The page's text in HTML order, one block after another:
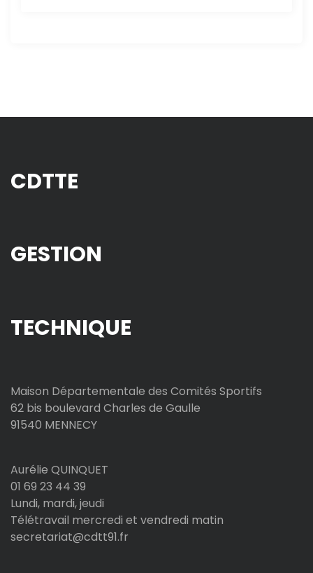
CDTTE
GESTION
TECHNIQUE
Maison Départementale des Comités Sportifs
62 bis boulevard Charles de Gaulle
91540 MENNECY
Aurélie QUINQUET
01 69 23 44 39
Lundi, mardi, jeudi
Télétravail mercredi et vendredi matin
secretariat@cdtt91.fr